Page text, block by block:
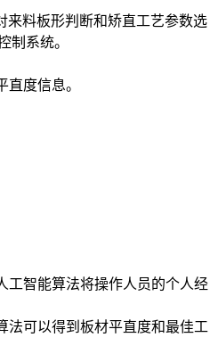
来料板形判断和矫直工艺参数选
制系统。
度信息。
工智能算法将操作人员的个人经
法可以得到板材平直度和最佳工